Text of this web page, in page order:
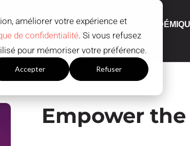
améliorer votre expérience et
de confidentialité. Si vous refusez
pour mémoriser votre préférence.
Accepter Refuser
D'ÉTUDES OFFRE
Empower